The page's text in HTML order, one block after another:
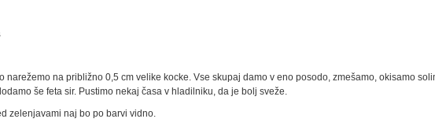
narežemo na približno 0,5 cm velike kocke. Vse skupaj damo v eno posodo, zmešamo, okisamo
še feta sir. Pustimo nekaj časa v hladilniku, da je bolj sveže.
zelenjavami naj bo po barvi vidno.